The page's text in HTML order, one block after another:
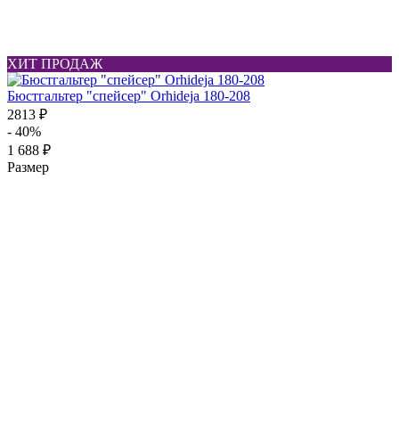
ХИТ ПРОДАЖ
Бюстгальтер "спейсер" Orhideja 180-208
2813 ₽
- 40%
1 688 ₽
Размер